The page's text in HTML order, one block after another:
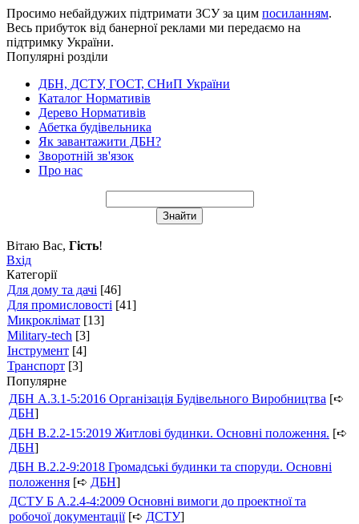
Просимо небайдужих підтримати ЗСУ за цим посиланням.
Весь прибуток від банерної реклами ми передаємо на
підтримку України.
Популярні розділи
ДБН, ДСТУ, ГОСТ, СНиП України
Каталог Нормативів
Дерево Нормативів
Абетка будівельника
Як завантажити ДБН?
Зворотній зв'язок
Про нас
Вітаю Вас, Гість!
Вхід
Категорії
Для дому та дачі [46]
Для промисловості [41]
Микроклімат [13]
Military-tech [3]
Інструмент [4]
Транспорт [3]
Популярне
ДБН А.3.1-5:2016 Організація Будівельного Виробництва [➪
ДБН]
ДБН В.2.2-15:2019 Житлові будинки. Основні положення. [➪
ДБН]
ДБН В.2.2-9:2018 Громадські будинки та споруди. Основні
положення [➪ ДБН]
ДСТУ Б А.2.4-4:2009 Основні вимоги до проектної та
робочої документації[➪ ДСТУ]